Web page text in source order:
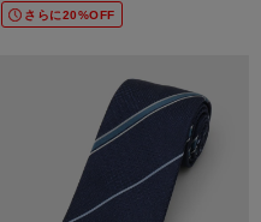
さらに20%OFF